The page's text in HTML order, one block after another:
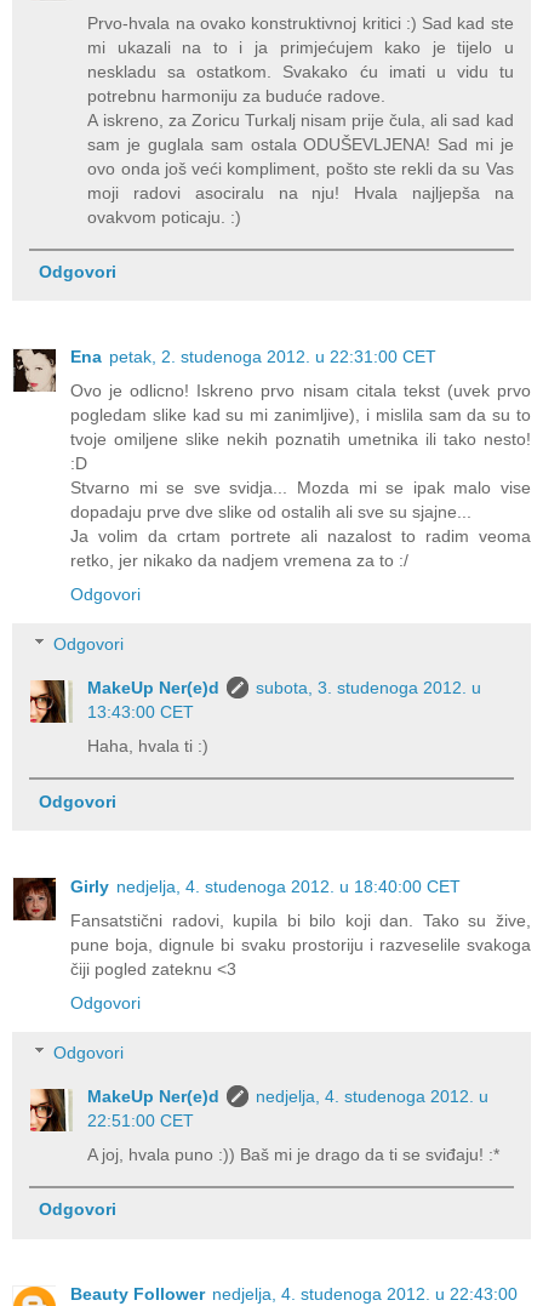
Prvo-hvala na ovako konstruktivnoj kritici :) Sad kad ste
mi ukazali na to i ja primjećujem kako je tijelo u
neskladu sa ostatkom. Svakako ću imati u vidu tu
potrebnu harmoniju za buduće radove.
A iskreno, za Zoricu Turkalj nisam prije čula, ali sad kad
sam je guglala sam ostala ODUŠEVLJENA! Sad mi je
ovo onda još veći kompliment, pošto ste rekli da su Vas
moji radovi asociralu na nju! Hvala najljepša na
ovakvom poticaju. :)
Odgovori
Ena petak, 2. studenoga 2012. u 22:31:00 CET
Ovo je odlicno! Iskreno prvo nisam citala tekst (uvek prvo
pogledam slike kad su mi zanimljive), i mislila sam da su to
tvoje omiljene slike nekih poznatih umetnika ili tako nesto!
:D
Stvarno mi se sve svidja... Mozda mi se ipak malo vise
dopadaju prve dve slike od ostalih ali sve su sjajne...
Ja volim da crtam portrete ali nazalost to radim veoma
retko, jer nikako da nadjem vremena za to :/
Odgovori
Odgovori
MakeUp Ner(e)d
subota, 3. studenoga 2012. u
13:43:00 CET
Haha, hvala ti :)
Odgovori
Girly nedjelja, 4. studenoga 2012. u 18:40:00 CET
Fansatstični radovi, kupila bi bilo koji dan. Tako su žive,
pune boja, dignule bi svaku prostoriju i razveselile svakoga
čiji pogled zateknu <3
Odgovori
Odgovori
MakeUp Ner(e)d
nedjelja, 4. studenoga 2012. u
22:51:00 CET
A joj, hvala puno :)) Baš mi je drago da ti se sviđaju! :*
Odgovori
Beauty Follower nedjelja, 4. studenoga 2012. u 22:43:00